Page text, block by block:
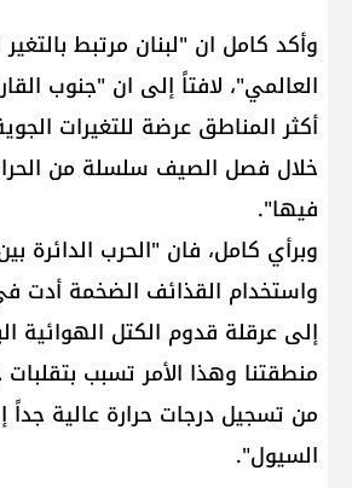
وأكد كامل ان "لبنان مرتبط
العالمي"، لافتاً إلى ان "جنوب
أكثر المناطق عرضة للتغيرات
خلال فصل الصيف سلسلة من
فيها".
وبرأي كامل، فان "الحرب الدائرة
واستخدام القذائف الضخمة أدت في
إلى عرقلة قدوم الكتل الهوائية
منطقتنا وهذا الأمر تسبب
من تسجيل درجات حرارة عالية
السيول".